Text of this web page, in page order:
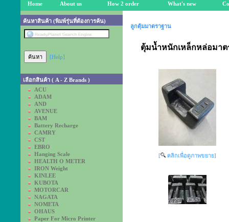
Home About us How 2 order What's new
ค้นหาสินค้า (พิมพ์รุ่นที่ต้องการค้น)
[Help]
เลือกสินค้า ( A - Z Brands )
ACU
ADAM
AND
AVENUE
BAM
Battery Recharge
CAMRY
CST
EBRO
Hanging Scale
HEALTH O METER
IRON Weight
KINLEE
KUBOTA
MOTORCAR
NAGATA
NOMETA
OHAUS
Paper For Micro Printer
ลูกตุ้มมาตราฐาน
ตุ้มน้ำหนักเหล็กหล่อมา
[ คลิกเพื่อดูภาพขยาย]